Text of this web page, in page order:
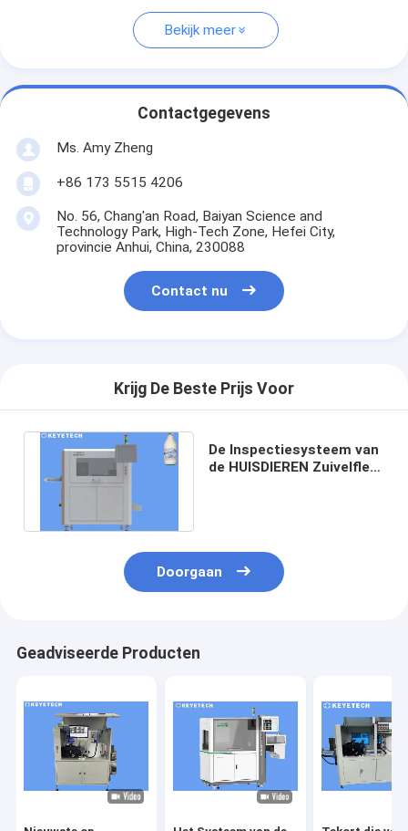
Bekijk meer
Contactgegevens
Ms. Amy Zheng
+86 173 5515 4206
No. 56, Chang'an Road, Baiyan Science and
Technology Park, High-Tech Zone, Hefei City,
provincie Anhui, China, 230088
Contact nu
Krijg De Beste Prijs Voor
De Inspectiesysteem van
de HUISDIEREN Zuivelfles
Doorgaan
Geadviseerde Producten